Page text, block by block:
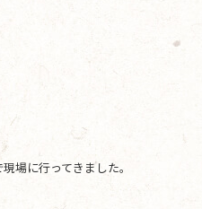
場に行ってきました。